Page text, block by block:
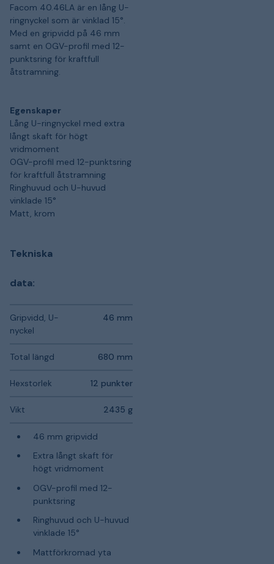
Facom 40.46LA är en lång U-
ringnyckel som är vinklad 15°.
Med en gripvidd på 46 mm
samt en OGV-profil med 12-
punktsring för kraftfull
åtstramning.
Egenskaper
Lång U-ringnyckel med extra
långt skaft för högt
vridmoment
OGV-profil med 12-punktsring
för kraftfull åtstramning
Ringhuvud och U-huvud
vinklade 15°
Matt, krom
Tekniska
data:
Gripvidd, U-
nyckel
46 mm
Total längd 680 mm
Hexstorlek 12 punkter
Vikt 2435 g
46 mm gripvidd
Extra långt skaft för
högt vridmoment
OGV-profil med 12-
punktsring
Ringhuvud och U-huvud
vinklade 15°
Mattförkromad yta